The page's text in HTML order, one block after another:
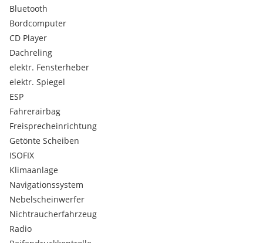
*Irrtümer, Zwischenverkauf und Eingabefehler vorbehalten*
Auch an Sonn- und Feiertagen!
Bluetooth
Bordcomputer
CD Player
Dachreling
elektr. Fensterheber
elektr. Spiegel
ESP
Fahrerairbag
Freisprecheinrichtung
Getönte Scheiben
ISOFIX
Klimaanlage
Navigationssystem
Nebelscheinwerfer
Nichtraucherfahrzeug
Radio